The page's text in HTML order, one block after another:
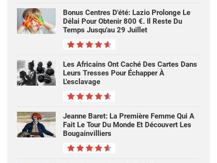
Bonus Centres D'été: Lazio Prolonge Le
Délai Pour Obtenir 800 €. Il Reste Du
Temps Jusqu'au 29 Juillet
Les Africains Ont Caché Des Cartes Dans
Leurs Tresses Pour Échapper À
L'esclavage
Jeanne Baret: La Première Femme Qui A
Fait Le Tour Du Monde Et Découvert Les
Bougainvilliers